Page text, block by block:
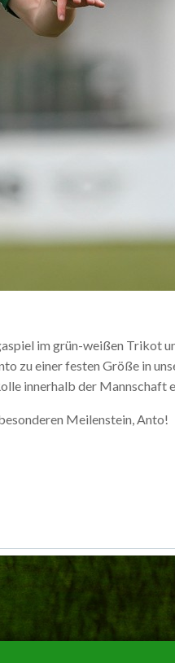
im grün-weißen Trikot
zu einer festen Größe in
innerhalb der Mannschaft
Meilenstein, Anto!